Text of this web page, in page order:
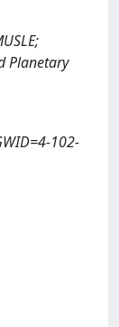
Planetary
102-